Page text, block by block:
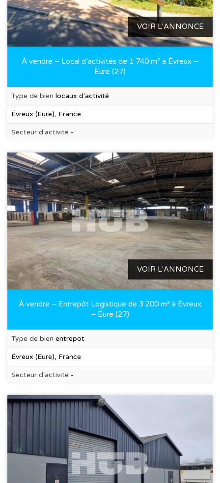
VOIR L'ANNONCE
À vendre – Local d’activités de 1 740 m² à Évreux –
Eure (27)
Type de bien locaux d'activité
Évreux (Eure), France
Secteur d'activité -
VOIR L'ANNONCE
À vendre – Entrepôt Logistique de 3 200 m² à Évreux
– Eure (27)
Type de bien entrepot
Évreux (Eure), France
Secteur d'activité -